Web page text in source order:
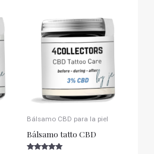
Bálsamo CBD para la piel
Bálsamo tatto CBD